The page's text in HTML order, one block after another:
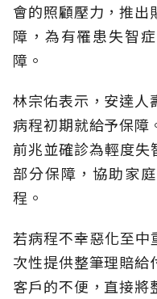
會的照顧壓力，推出
障，為有罹患失智
障。
林宗佑表示，安達人
病程初期就給予保障
前兆並確診為輕度失
部分保障，協助家
程。
若病程不幸惡化至中
次性提供整筆理賠給
客戶的不便，直接將